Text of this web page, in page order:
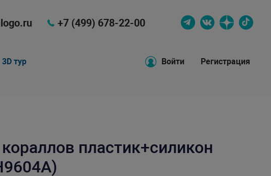
+7 (499) 678-22-00
3D тур Войти Регистрация
пластик+силикон